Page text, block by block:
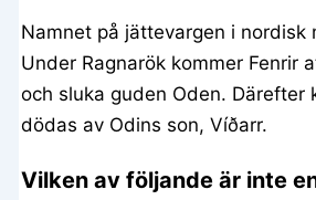
Namnet på jättevargen i nordisk
Under Ragnarök kommer Fenrir
och sluka guden Oden. Därefter
dödas av Odins son, Víðarr.
Vilken av följande är inte